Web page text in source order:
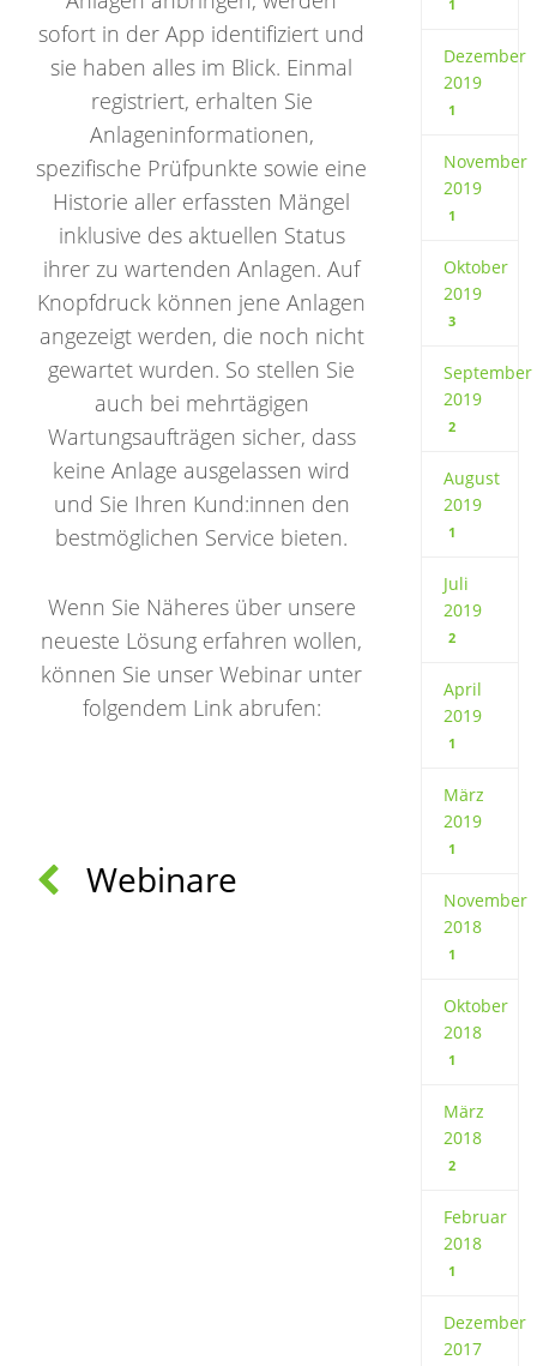
sofort in der App identifiziert und
sie haben alles im Blick. Einmal
registriert, erhalten Sie
Anlageninformationen,
spezifische Prüfpunkte sowie eine
Historie aller erfassten Mängel
inklusive des aktuellen Status
ihrer zu wartenden Anlagen. Auf
Knopfdruck können jene Anlagen
angezeigt werden, die noch nicht
gewartet wurden. So stellen Sie
auch bei mehrtägigen
Wartungsaufträgen sicher, dass
keine Anlage ausgelassen wird
und Sie Ihren Kund:innen den
bestmöglichen Service bieten.
Wenn Sie Näheres über unsere
neueste Lösung erfahren wollen,
können Sie unser Webinar unter
folgendem Link abrufen:
Webinare
1
Dezember
2019
1
November
2019
1
Oktober
2019
3
September
2019
2
August
2019
1
Juli
2019
2
April
2019
1
März
2019
1
November
2018
1
Oktober
2018
1
März
2018
2
Februar
2018
1
Dezember
2017